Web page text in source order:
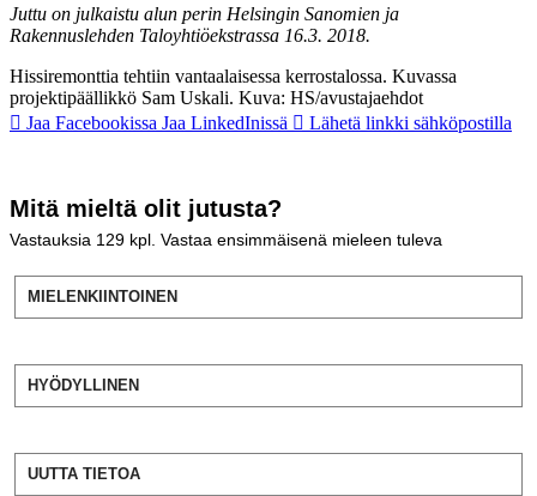
Juttu on julkaistu alun perin Helsingin Sanomien ja
Rakennuslehden Taloyhtiöekstrassa 16.3. 2018.
Hissiremonttia tehtiin vantaalaisessa kerrostalossa. Kuvassa
projektipäällikkö Sam Uskali. Kuva: HS/avustajaehdot
Jaa Facebookissa Jaa LinkedInissä Lähetä linkki sähköpostilla
Mitä mieltä olit jutusta?
Vastauksia 129 kpl. Vastaa ensimmäisenä mieleen tuleva
MIELENKIINTOINEN
HYÖDYLLINEN
UUTTA TIETOA